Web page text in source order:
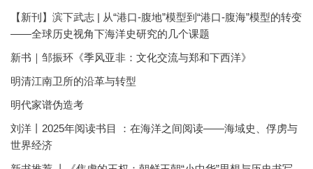
【新刊】滨下武志 | 从“港口-腹地”模型到“港口-腹海”模型的转变
——全球历史视角下海洋史研究的几个课题
新书｜邹振环《季风亚非：文化交流与郑和下西洋》
明清江南卫所的沿革与转型
明代家谱伪造考
刘洋丨2025年阅读书目 ：在海洋之间阅读——海域史、俘虏与
世界经济